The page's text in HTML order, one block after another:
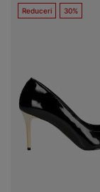
Reduceri 30%